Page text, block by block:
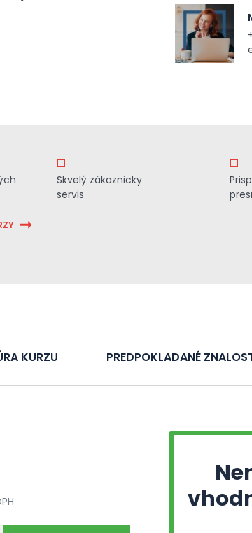
Skvelý zákaznicky
servis
KURZU PREDPOKLADANÉ